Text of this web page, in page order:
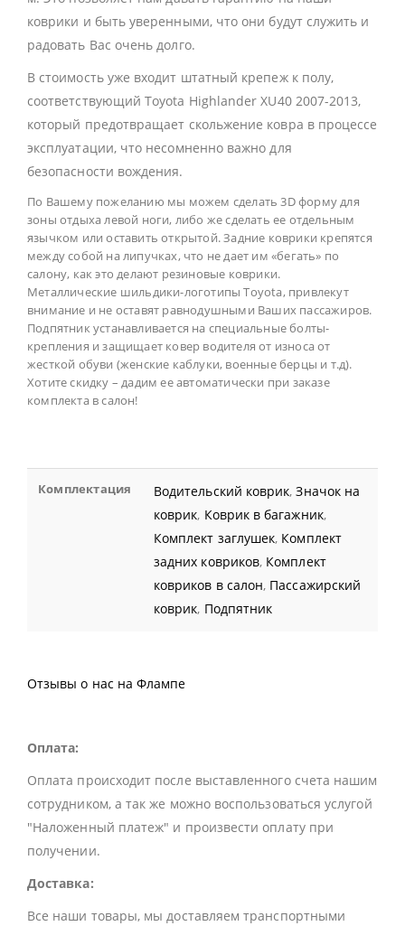
коврики и быть уверенными, что они будут служить и
радовать Вас очень долго.
В стоимость уже входит штатный крепеж к полу,
соответствующий Toyota Highlander XU40 2007-2013,
который предотвращает скольжение ковра в процессе
эксплуатации, что несомненно важно для
безопасности вождения.
По Вашему пожеланию мы можем сделать 3D форму для
зоны отдыха левой ноги, либо же сделать ее отдельным
язычком или оставить открытой. Задние коврики крепятся
между собой на липучках, что не дает им «бегать» по
салону, как это делают резиновые коврики.
Металлические шильдики-логотипы Toyota, привлекут
внимание и не оставят равнодушными Ваших пассажиров.
Подпятник устанавливается на специальные болты-
крепления и защищает ковер водителя от износа от
жесткой обуви (женские каблуки, военные берцы и т.д).
Хотите скидку – дадим ее автоматически при заказе
комплекта в салон!
Комплектация Водительский коврик,Значок на
коврик, Коврик в багажник,
Комплект заглушек, Комплект
задних ковриков, Комплект
ковриков в салон, Пассажирский
коврик, Подпятник
Отзывы о нас на Флампе
Оплата:
Оплата происходит после выставленного счета нашим
сотрудником, а так же можно воспользоваться услугой
"Наложенный платеж" и произвести оплату при
получении.
Доставка:
Все наши товары, мы доставляем транспортными